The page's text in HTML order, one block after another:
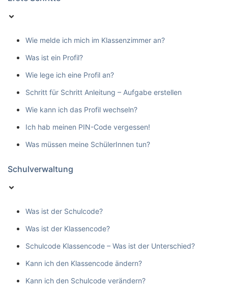
Wie melde ich mich im Klassenzimmer an?
Was ist ein Profil?
Wie lege ich eine Profil an?
Schritt für Schritt Anleitung – Aufgabe erstellen
Wie kann ich das Profil wechseln?
Ich hab meinen PIN-Code vergessen!
Was müssen meine SchülerInnen tun?
Schulverwaltung
Was ist der Schulcode?
Was ist der Klassencode?
Schulcode Klassencode – Was ist der Unterschied?
Kann ich den Klassencode ändern?
Kann ich den Schulcode verändern?